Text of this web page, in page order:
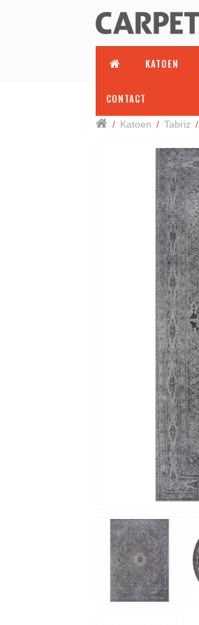
KATOEN
CONTACT
/ Katoen / Tabriz /